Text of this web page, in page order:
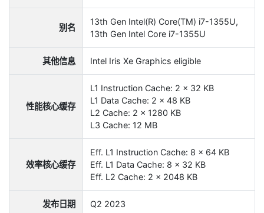
别名
13th Gen Intel(R) Core(TM) i7-1355U,
13th Gen Intel Core i7-1355U
其他信息 Intel Iris Xe Graphics eligible
性能核心缓存
L1 Instruction Cache: 2 x 32 KB
L1 Data Cache: 2 x 48 KB
L2 Cache: 2 x 1280 KB
L3 Cache: 12 MB
效率核心缓存
Eff. L1 Instruction Cache: 8 x 64 KB
Eff. L1 Data Cache: 8 x 32 KB
Eff. L2 Cache: 2 x 2048 KB
发布日期 Q2 2023